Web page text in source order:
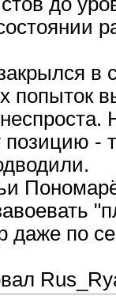
в
попыток
позицию -
даже по